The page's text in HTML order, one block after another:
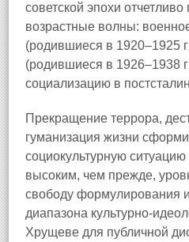
советской эпохи
возрастные волны:
(родившиеся в 1920–1925
(родившиеся в 1926–1938
социализацию в
Прекращение террора,
гуманизация жизни
социокультурную
высоким, чем прежде,
свободу формулирования
диапазона культурно-
Хрущеве для публичной